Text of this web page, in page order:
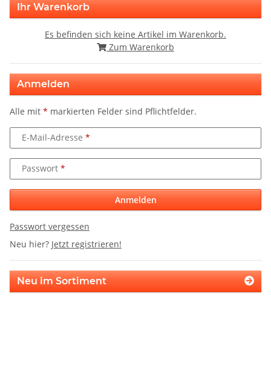
Ihr Warenkorb
Es befinden sich keine Artikel im Warenkorb.
Zum Warenkorb
Anmelden
Alle mit * markierten Felder sind Pflichtfelder.
E-Mail-Adresse
Passwort
Anmelden
Passwort vergessen
Neu hier? Jetzt registrieren!
Neu im Sortiment